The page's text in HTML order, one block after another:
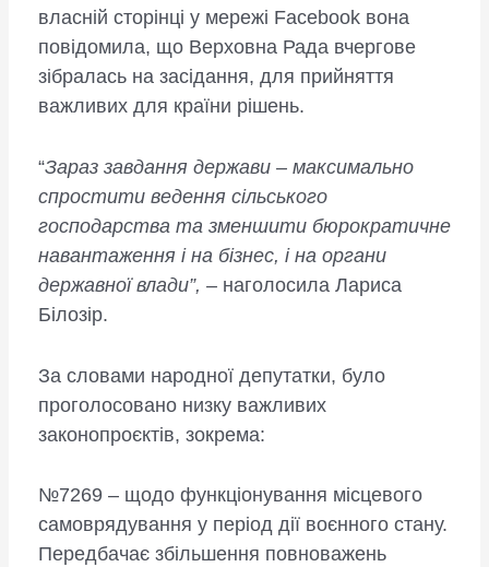
власній сторінці у мережі Facebook вона
повідомила, що Верховна Рада вчергове
зібралась на засідання, для прийняття
важливих для країни рішень.
“Зараз завдання держави – максимально
спростити ведення сільського
господарства та зменшити бюрократичне
навантаження і на бізнес, і на органи
державної влади”, – наголосила Лариса
Білозір.
За словами народної депутатки, було
проголосовано низку важливих
законопроєктів, зокрема:
№7269 – щодо функціонування місцевого
самоврядування у період дії воєнного стану.
Передбачає збільшення повноважень